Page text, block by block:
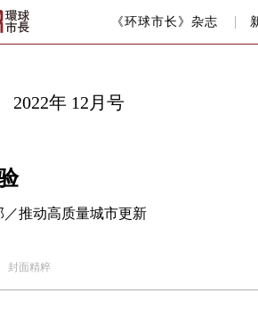
《环球市长》杂志
2022年 12月号
／推动高质量城市更新
封面精粹